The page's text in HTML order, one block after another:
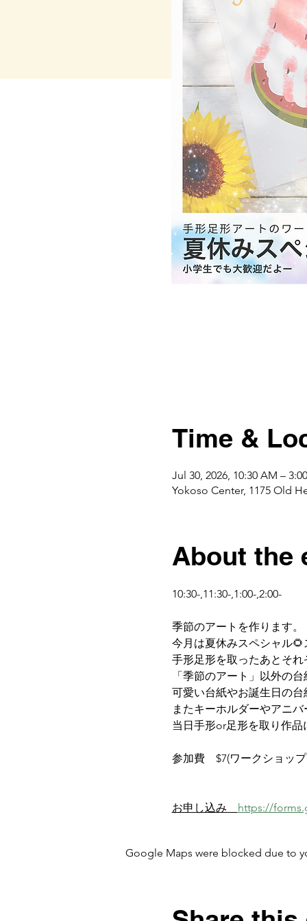
Time &
Jul 30, 2026, 10:30 AM –
Yokoso Center, 1175 Old
About the
10:30-,11:30-,1:00-,2:00-
季節のアートを作ります。
今月は夏休みスペシャル
手形足形を取ったあとそ
「季節のアート」以外の
可愛い台紙やお誕生日の
またキーホルダーやアニ
当日手形or足形を取り作
参加費　$7(ワークショッ
お申し込み https://
Google Maps were blocked due to